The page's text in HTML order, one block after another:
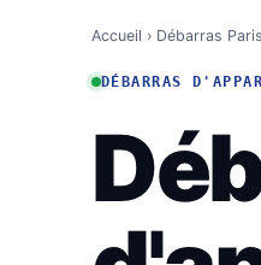
Accueil › Débarras Paris
DÉBARRAS